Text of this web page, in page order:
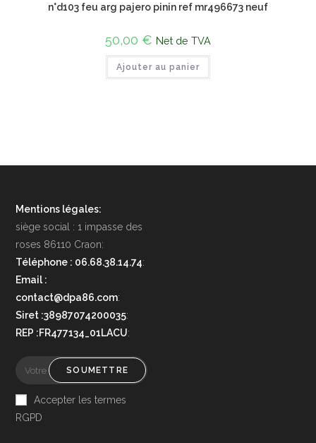
n°d103 feu arg pajero pinin ref mr496673 neuf
50,00 € Net de TVA
Ajouter au panier
Mentions légales:
siège social : 1 impasse des
roses 86110 Craon:
Téléphone : 06.68.38.14.74:
Email :
contact@dpa86.com:
Siret :38987074200035:
REP :FR477134_01LACU:
SOUMETTRE
Accepter les termes
RGPD